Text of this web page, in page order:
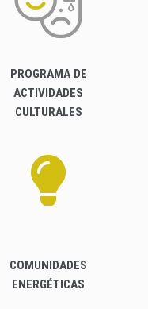
PROGRAMA DE
ACTIVIDADES
CULTURALES
COMUNIDADES
ENERGÉTICAS